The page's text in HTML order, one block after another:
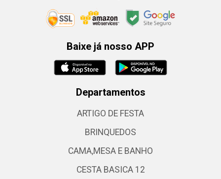
Baixe já nosso APP
Departamentos
ARTIGO DE FESTA
BRINQUEDOS
CAMA,MESA E BANHO
CESTA BASICA 12